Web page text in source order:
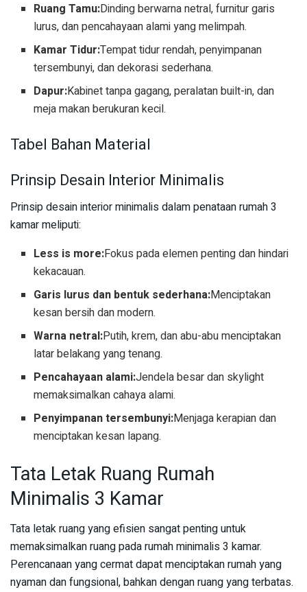
Ruang Tamu:Dinding berwarna netral, furnitur garis
lurus, dan pencahayaan alami yang melimpah.
Kamar Tidur:Tempat tidur rendah, penyimpanan
tersembunyi, dan dekorasi sederhana.
Dapur:Kabinet tanpa gagang, peralatan built-in, dan
meja makan berukuran kecil.
Tabel Bahan Material
Prinsip Desain Interior Minimalis
Prinsip desain interior minimalis dalam penataan rumah 3
kamar meliputi:
Less is more:Fokus pada elemen penting dan hindari
kekacauan.
Garis lurus dan bentuk sederhana:Menciptakan
kesan bersih dan modern.
Warna netral:Putih, krem, dan abu-abu menciptakan
latar belakang yang tenang.
Pencahayaan alami:Jendela besar dan skylight
memaksimalkan cahaya alami.
Penyimpanan tersembunyi:Menjaga kerapian dan
menciptakan kesan lapang.
Tata Letak Ruang Rumah
Minimalis 3 Kamar
Tata letak ruang yang efisien sangat penting untuk
memaksimalkan ruang pada rumah minimalis 3 kamar.
Perencanaan yang cermat dapat menciptakan rumah yang
nyaman dan fungsional, bahkan dengan ruang yang terbatas.